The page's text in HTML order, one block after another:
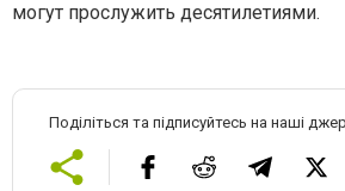
могут прослужить десятилетиями.
Поділіться та підписуйтесь на наші